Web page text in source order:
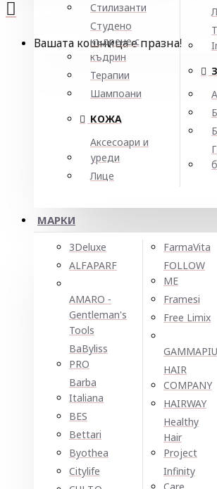
Стилизанти
Студено
къдрене с
къдрин
Терапии
Шампоани
КОЖА
Аксесоари и
уреди
Лице
МАРКИ
3Deluxe
ALFAPARF
AMARO -
Gentleman's
Tools
BaByliss
PRO
Barba
Italiana
BES
Bettari
Byothea
Citylife
FarmaVita
FOLLOW
ME
Framesi
Free Limix
GAMMAPIU
HAIR
COMPANY
HAIRWAY
Healthy
Hair
Project
Infinity
Вашата кошница е празна!